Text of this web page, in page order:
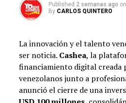
homenaje a la cultura y al sabor
han alimentado el alma y
El callejón del Gato
Es una discoteca que le
género urbano disfrutar de “los
Published 2 semanas ago on
By CARLOS QUINTERO
La innovación y el talento
ser noticia. Cashea, la
financiamiento digital creada
venezolanos junto a
anunció el cierre de una